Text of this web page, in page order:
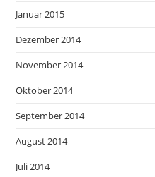
Januar 2015
Dezember 2014
November 2014
Oktober 2014
September 2014
August 2014
Juli 2014